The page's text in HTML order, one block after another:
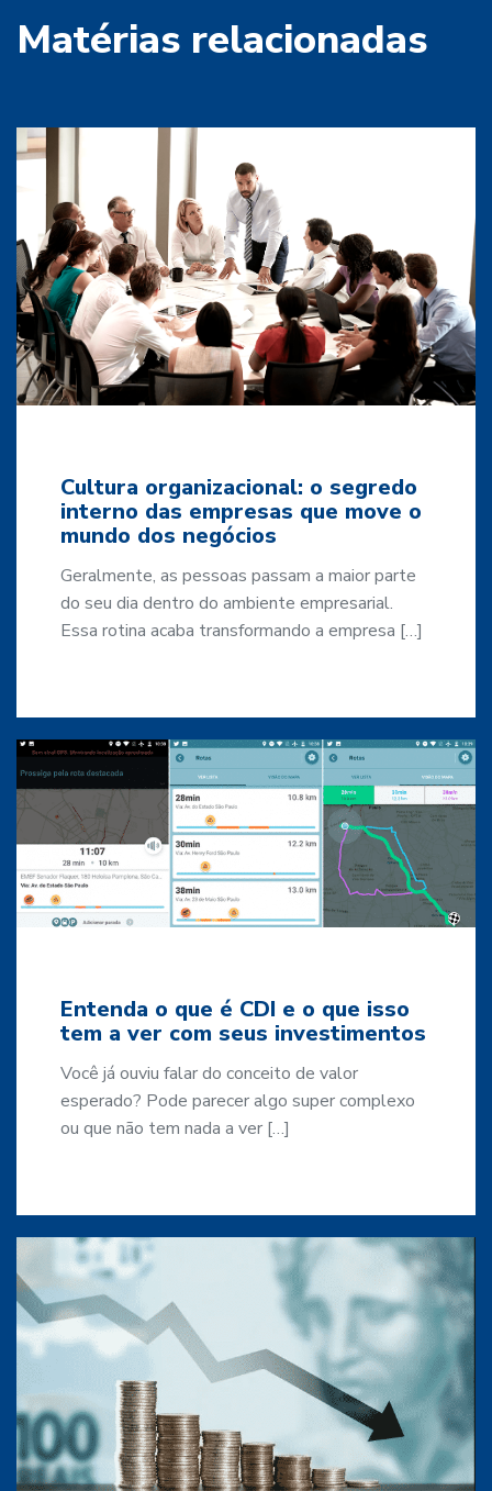
Matérias relacionadas
Cultura organizacional: o segredo
interno das empresas que move o
mundo dos negócios
Geralmente, as pessoas passam a maior parte
do seu dia dentro do ambiente empresarial.
Essa rotina acaba transformando a empresa […]
Entenda o que é CDI e o que isso
tem a ver com seus investimentos
Você já ouviu falar do conceito de valor
esperado? Pode parecer algo super complexo
ou que não tem nada a ver […]